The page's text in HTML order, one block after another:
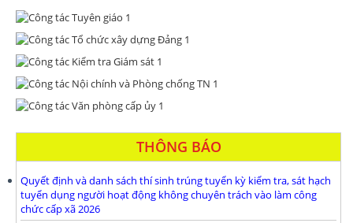
THÔNG BÁO
Quyết định và danh sách thí sinh trúng tuyển kỳ kiểm tra, sát hạch
tuyển dụng người hoạt động không chuyên trách vào làm công
chức cấp xã 2026